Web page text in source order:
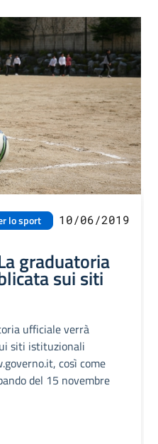
lo sport 10/06/2019
graduatoria
sui siti
ufficiale verrà
siti istituzionali
così come
del 15 novembre